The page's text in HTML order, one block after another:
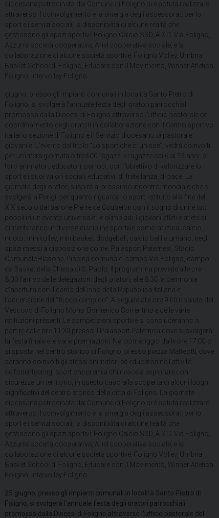
diocesana patrocinata dal Comune di Foligno si è potuta realizzare
attraverso il coinvolgimento e la sinergia degli assessorati per lo
sport e i servizi sociali, la disponibilità di alcune realtà che
gestiscono gli spazi sportivi: Foligno Calcio SSD, A.S.D. Vis Foligno,
Azzurra società cooperativa, Ariel cooperativa sociale, e la
collaborazione di alcune società sportive: Foligno Volley, Umbria
Basket School di Foligno, Educare con il Movimento, Winner Atletica
Foligno, Intervolley Foligno
giugno, presso gli impianti comunali in località Santo Pietro di
Foligno, si svolgerà l’annuale festa degli oratori parrocchiali
promossa dalla Diocesi di Foligno attraverso l’ufficio pastorale del
coordinamento degli oratori in collaborazione con il Centro sportivo
italiano sezione di Foligno e il Servizio diocesano di pastorale
giovanile. L’evento dal titolo “Lo sport che ci unisce”, vedrà coinvolti
per un’intera giornata oltre 600 ragazzi e ragazze dai 6 ai 13 anni, e i
loro animatori, educatori, parroci, con l’obiettivo di valorizzare lo
sport e i suoi valori sociali, educativi, di fratellanza, di pace. La
giornata degli oratori s’ispira al prossimo incontro mondiale che si
svolgerà a Parigi, per quanto riguarda lo sport, istituito alla fine del
XIX secolo dal barone Pierre de Coubertin con il sogno di unire tutti i
popoli in un evento universale: le olimpiadi. I giovani atleti e atlete si
cimenteranno in diverse discipline sportive come: atletica, calcio,
nuoto, minivolley, minibasket, dodgeball, calcio balilla umano; negli
spazi messi a disposizione come: Palasport Paternesi, Stadio
Comunale Blasone, Piscina comunale, campo Vis Foligno, campo
da Basket della Chiesa di S. Paolo. Il programma prevede alle ore
8.00 l’arrivo delle delegazioni degli oratori, alle 8.30 la cerimonia
d’apertura con il canto dell’inno della Repubblica Italiana e
l’accensione del “fuoco olimpico”. A seguire alle ore 9.00 il saluto del
Vescovo di Foligno Mons. Domenico Sorrentino e delle varie
istituzioni presenti. Le competizioni sportive si concluderanno a
partire dalle ore 11.30 presso il Palasport Paternesi dove si svolgerà
la festa finale e le varie premiazioni. Nel pomeriggio dalle ore 17.00 ci
si sposta nel centro storico di Foligno, presso piazza Matteotti, dove
saranno coinvolti gli stessi animatori ed educatori nell’attività
dell’orienteering, sport che premia chi riesce a esplorare con
sicurezza un territorio, in questo caso alla scoperta di alcuni luoghi
significativi del centro storico della città di Foligno. La giornata
diocesana patrocinata dal Comune di Foligno si è potuta realizzare
attraverso il coinvolgimento e la sinergia degli assessorati per lo
sport e i servizi sociali, la disponibilità di alcune realtà che
gestiscono gli spazi sportivi: Foligno Calcio SSD, A.S.D. Vis Foligno,
Azzurra società cooperativa, Ariel cooperativa sociale, e la
collaborazione di alcune società sportive: Foligno Volley, Umbria
Basket School di Foligno, Educare con il Movimento, Winner Atletica
Foligno, Intervolley Foligno
25 giugno, presso gli impianti comunali in località Santo Pietro di
Foligno, si svolgerà l’annuale festa degli oratori parrocchiali
promossa dalla Diocesi di Foligno attraverso l’ufficio pastorale del